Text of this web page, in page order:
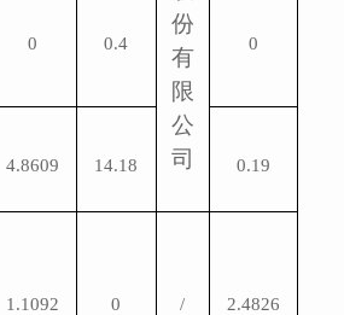
份
有
限
公
司
0 0.4 0
4.8609 14.18 0.19
1.1092 0 / 2.4826